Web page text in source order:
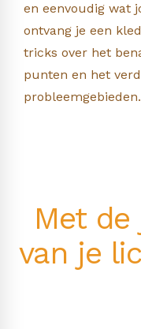
en eenvoudig wat
ontvang je een
tricks over het
punten en het
probleemgebieden.
Met
van je